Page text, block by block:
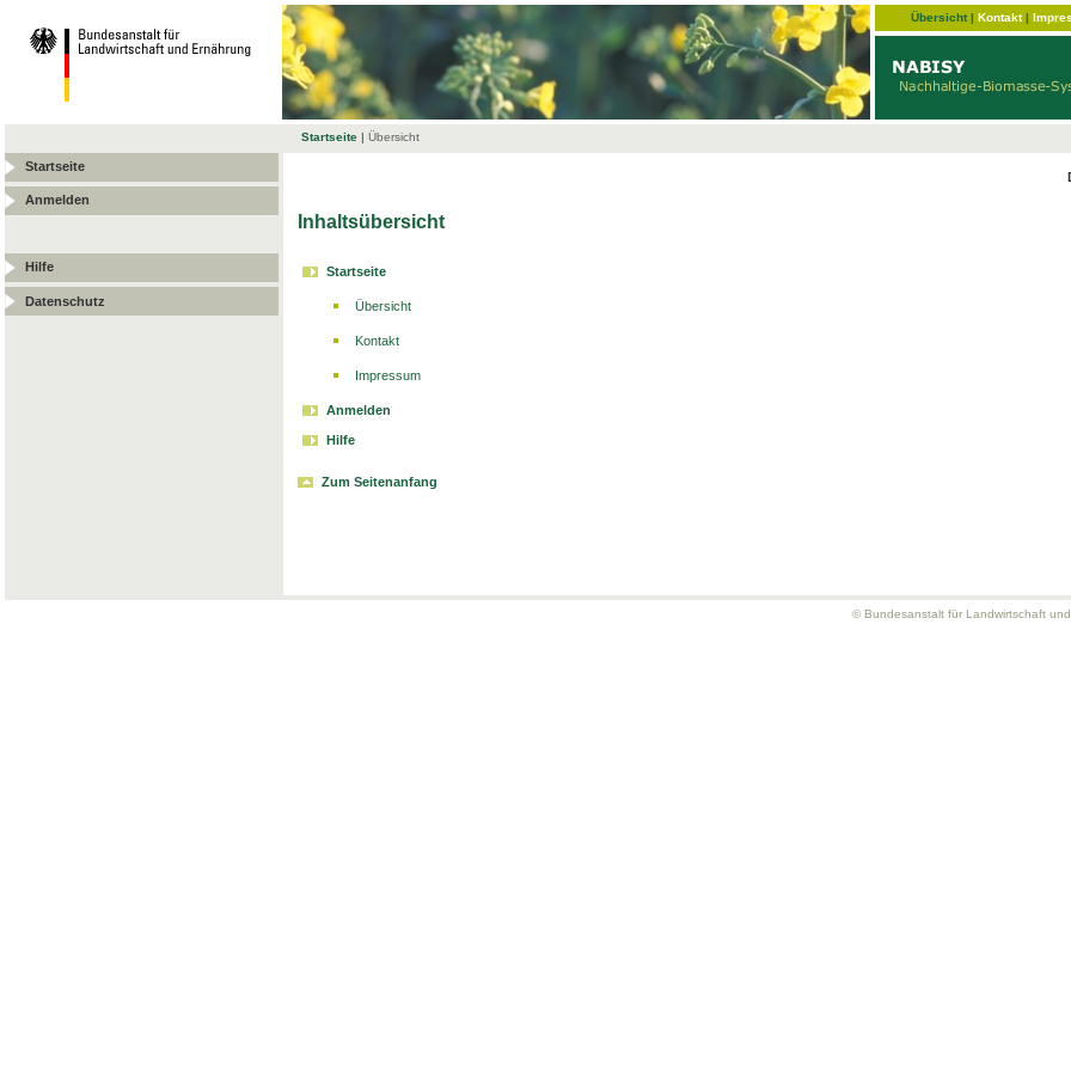
Übersicht| Kontakt|
Startseite | Übersicht
Startseite
Anmelden
Hilfe
Datenschutz
Inhaltsübersicht
Startseite
Übersicht
Kontakt
Impressum
Anmelden
Hilfe
Zum Seitenanfang
© Bundesanstalt für Landwirtschaft